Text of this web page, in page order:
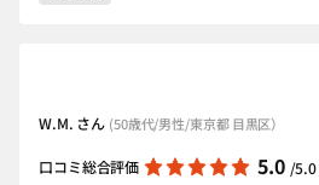
W.M. さん (50歳代/男性/東京都 目黒区）
口コミ総合評価 5.0 /5.0